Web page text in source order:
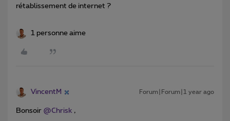
rétablissement de internet ?
1 personne aime
VincentM Forum|Forum|1 year ago
Bonsoir ​ @Chrisk ,